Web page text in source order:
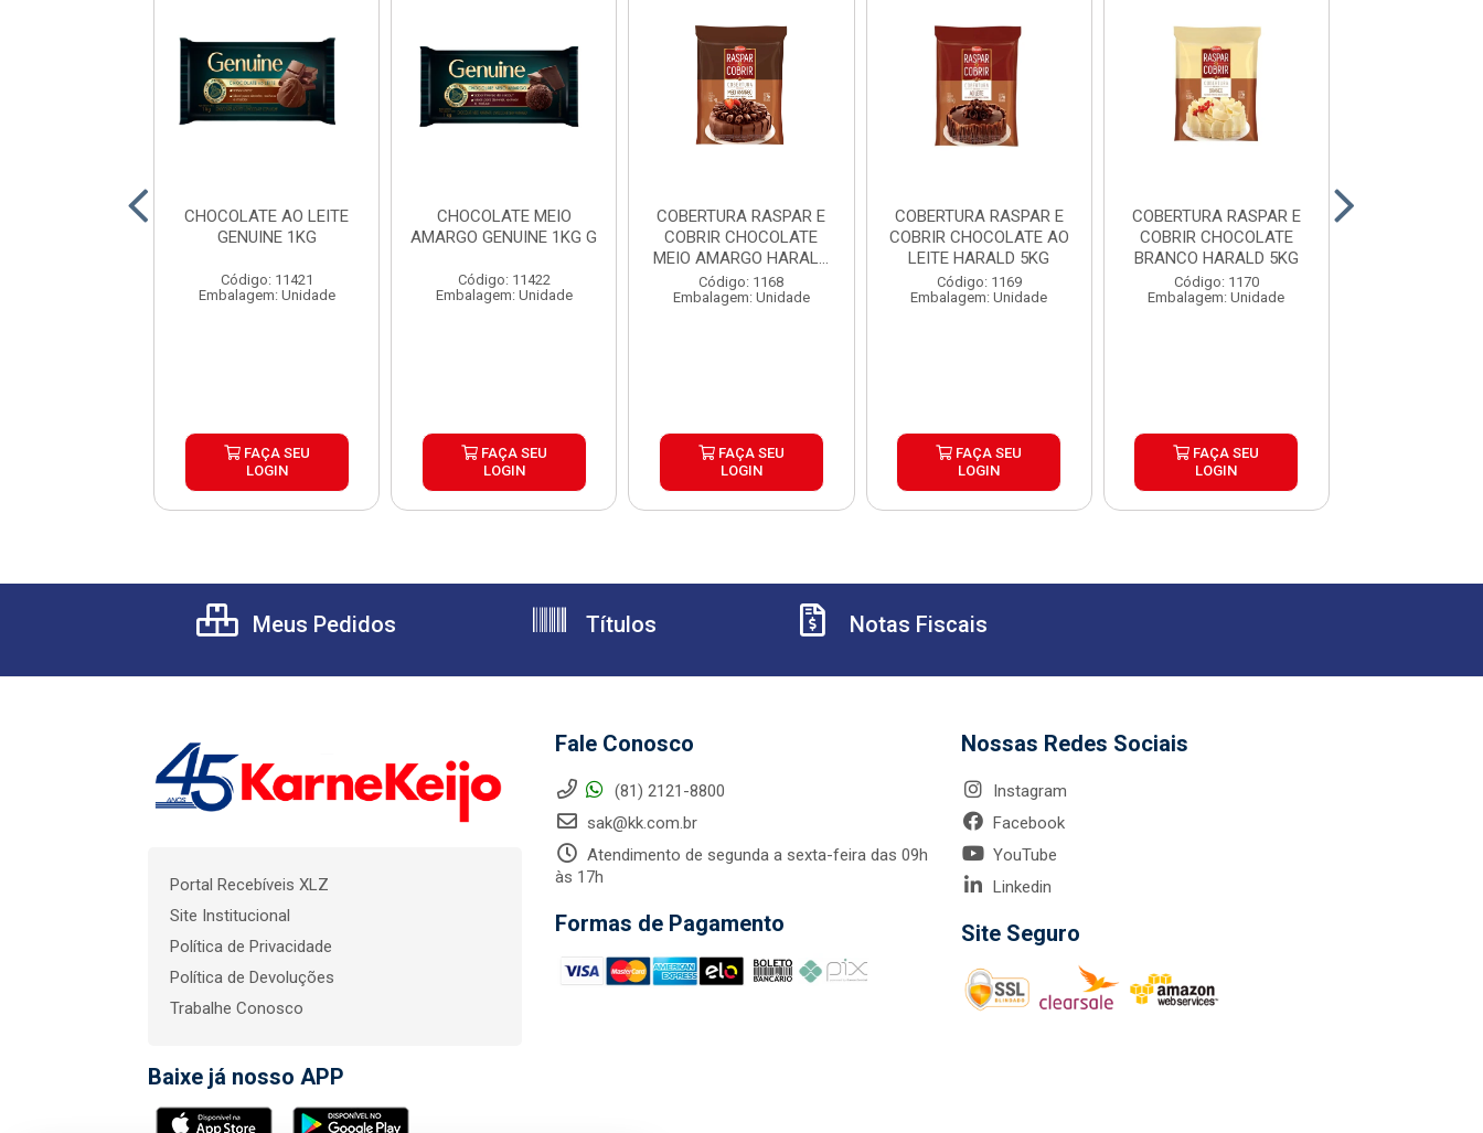
CHOCOLATE AO LEITE
GENUINE 1KG
Código: 11421
Embalagem: Unidade
FAÇA SEU
LOGIN
CHOCOLATE MEIO
AMARGO GENUINE 1KG G
Código: 11422
Embalagem: Unidade
FAÇA SEU
LOGIN
COBERTURA RASPAR E
COBRIR CHOCOLATE
MEIO AMARGO HARALD
5KG
Código: 1168
Embalagem: Unidade
FAÇA SEU
LOGIN
COBERTURA RASPAR E
COBRIR CHOCOLATE AO
LEITE HARALD 5KG
Código: 1169
Embalagem: Unidade
FAÇA SEU
LOGIN
COBERTURA RASPAR E
COBRIR CHOCOLATE
BRANCO HARALD 5KG
Código: 1170
Embalagem: Unidade
FAÇA SEU
LOGIN
Meus Pedidos Títulos Notas Fiscais
Portal Recebíveis XLZ
Site Institucional
Política de Privacidade
Política de Devoluções
Trabalhe Conosco
Baixe já nosso APP
Fale Conosco
(81) 2121-8800
sak@kk.com.br
Atendimento de segunda a sexta-feira das 09h
às 17h
Formas de Pagamento
Nossas Redes Sociais
Instagram
Facebook
YouTube
Linkedin
Site Seguro